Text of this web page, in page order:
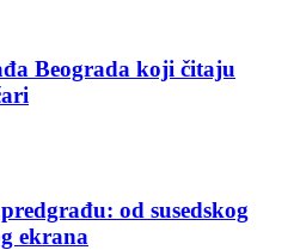
Beograda koji čitaju
od susedskog
ekrana